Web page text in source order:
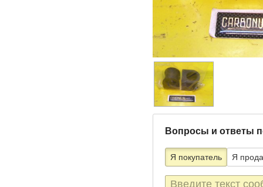
Вопросы и ответы
Я покупатель Я
Текст